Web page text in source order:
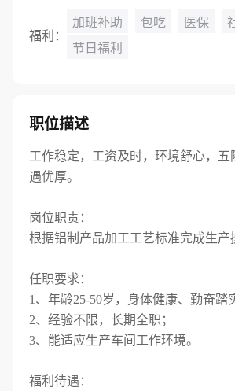
福利：
加班补助 包吃 医保
节日福利
职位描述
工作稳定，工资及时，环境舒心，五
遇优厚。
岗位职责：
根据铝制产品加工工艺标准完成生产
任职要求：
1、年龄25-50岁，身体健康、勤奋踏
2、经验不限，长期全职；
3、能适应生产车间工作环境。
福利待遇：